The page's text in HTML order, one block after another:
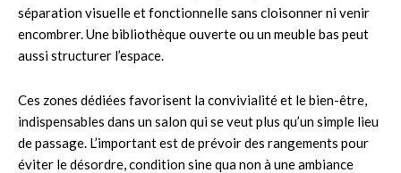
séparation visuelle et fonctionnelle sans cloisonner ni venir
encombrer. Une bibliothèque ouverte ou un meuble bas peut
aussi structurer l’espace.
Ces zones dédiées favorisent la convivialité et le bien-être,
indispensables dans un salon qui se veut plus qu’un simple lieu
de passage. L’important est de prévoir des rangements pour
éviter le désordre, condition sine qua non à une ambiance